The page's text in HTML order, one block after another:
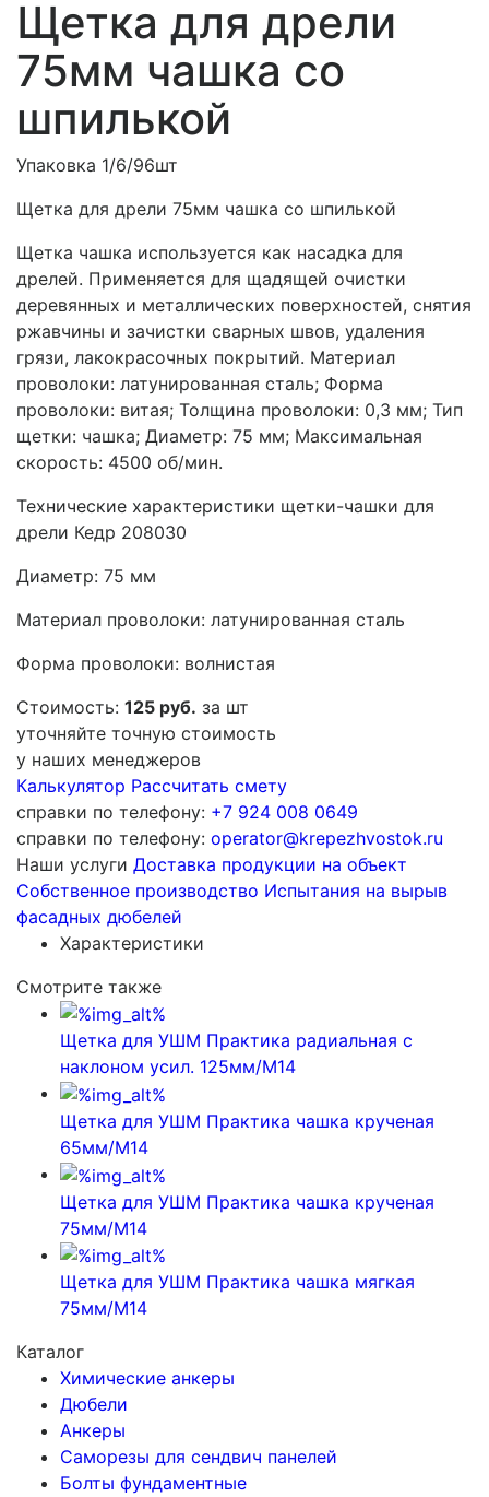
Щетка для дрели
75мм чашка со
шпилькой
Упаковка 1/6/96шт
Щетка для дрели 75мм чашка со шпилькой
Щетка чашка используется как насадка для
дрелей. Применяется для щадящей очистки
деревянных и металлических поверхностей, снятия
ржавчины и зачистки сварных швов, удаления
грязи, лакокрасочных покрытий. Материал
проволоки: латунированная сталь; Форма
проволоки: витая; Толщина проволоки: 0,3 мм; Тип
щетки: чашка; Диаметр: 75 мм; Максимальная
скорость: 4500 об/мин.
Технические характеристики щетки-чашки для
дрели Кедр 208030
Диаметр: 75 мм
Материал проволоки: латунированная сталь
Форма проволоки: волнистая
Стоимость: 125 руб. за шт
уточняйте точную стоимость
у наших менеджеров
Калькулятор Рассчитать смету
справки по телефону: +7 924 008 0649
справки по телефону: operator@krepezhvostok.ru
Наши услуги Доставка продукции на объект
Собственное производство Испытания на вырыв
фасадных дюбелей
Характеристики
Смотрите также
Щетка для УШМ Практика радиальная с
наклоном усил. 125мм/М14
Щетка для УШМ Практика чашка крученая
65мм/М14
Щетка для УШМ Практика чашка крученая
75мм/М14
Щетка для УШМ Практика чашка мягкая
75мм/М14
Каталог
Химические анкеры
Дюбели
Анкеры
Саморезы для сендвич панелей
Болты фундаментные